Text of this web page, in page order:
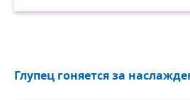
Глупец гоняется за